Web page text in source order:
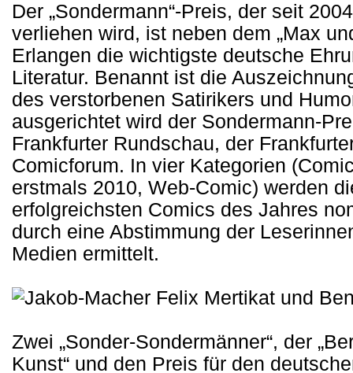
Der „Sondermann“-Preis, der seit
verliehen wird, ist neben dem „Max
Erlangen die wichtigste deutsche
Literatur. Benannt ist die
des verstorbenen Satirikers und
ausgerichtet wird der Sondermann-
Frankfurter Rundschau, der
Comicforum. In vier Kategorien
erstmals 2010, Web-Comic) werden
erfolgreichsten Comics des Jahres
durch eine Abstimmung der
Medien ermittelt.
Zwei „Sonder-Sondermänner“, der
Kunst“ und den Preis für den